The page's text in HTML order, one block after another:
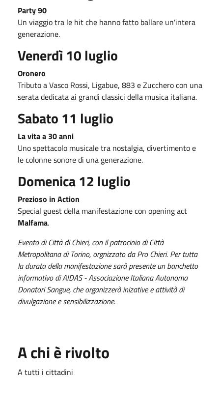
Party 90
Un viaggio tra le hit che hanno fatto ballare un'intera
generazione.
Venerdì 10 luglio
Oronero
Tributo a Vasco Rossi, Ligabue, 883 e Zucchero con una
serata dedicata ai grandi classici della musica italiana.
Sabato 11 luglio
La vita a 30 anni
Uno spettacolo musicale tra nostalgia, divertimento e
le colonne sonore di una generazione.
Domenica 12 luglio
Prezioso in Action
Special guest della manifestazione con opening act
Malfama.
Evento di Città di Chieri, con il patrocinio di Città
Metropolitana di Torino, orgnizzato da Pro Chieri. Per tutta
la durata della manifestazione sarà presente un banchetto
informativo di AIDAS - Associazione Italiana Autonoma
Donatori Sangue, che organizzerà inizative e attività di
divulgazione e sensibilizzazione.
A chi è rivolto
A tutti i cittadini